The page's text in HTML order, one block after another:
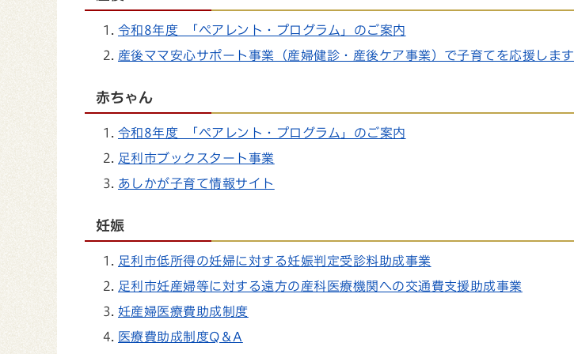
令和8年度 「ペアレント・プログラム」のご案内
産後ママ安心サポート事業（産婦健診・産後ケア事業）で子育てを応援します
赤ちゃん
令和8年度 「ペアレント・プログラム」のご案内
足利市ブックスタート事業
あしかが子育て情報サイト
妊娠
足利市低所得の妊婦に対する妊娠判定受診料助成事業
足利市妊産婦等に対する遠方の産科医療機関への交通費支援助成事業
妊産婦医療費助成制度
医療費助成制度Q＆A